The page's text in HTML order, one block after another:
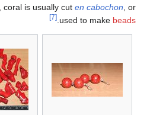
coral is usually cut en cabochon, or
used to make beads
.
[7]